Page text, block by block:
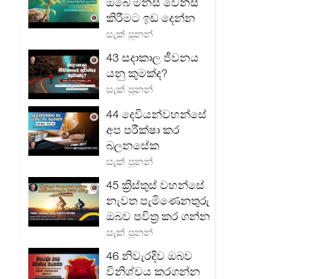
කිරීමට ඉඩ දෙන්න
සැක් පූනන්
43 සදාකාල ජීවනය
යනු කුමක්ද?
සැක් පූනන්
44 දෙවියන්වහන්සේ
අප පරීක්ෂා කර
බලනසේක
සැක් පූනන්
45 ක්‍රිස්තුස් වහන්සේ
නැවත පැමිණෙනතුරු
ඔබව පවිත්‍ර කර ගන්න
සැක් පූනන්
46 නිවැරදිව ඔබව
විනිශ්චය කරගන්න